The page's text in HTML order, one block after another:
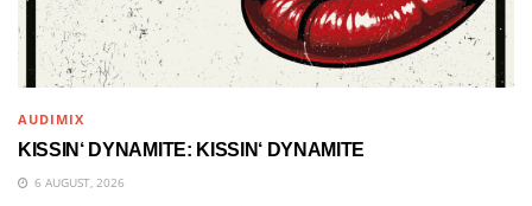
AUDIMIX
KISSIN‘ DYNAMITE: KISSIN‘ DYNAMITE
6 AUGUST, 2026